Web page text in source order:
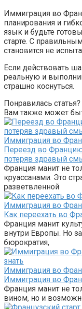
Иммиграция во
планирования и
язык и будьте
старте. С
становится не
Если действовать
реальную и
страшно коснуться.
Понравилась
Вам также может
Иммиграция во
Переезд во
потеряв здравый
Франция манит не
круассанами. Это
разветвленной
Иммиграция во
Как переехать во
Франция манит
внутри Европы. Но
бюрократия,
Иммиграция во
Иммиграция во
Франция манит не
вином, но и